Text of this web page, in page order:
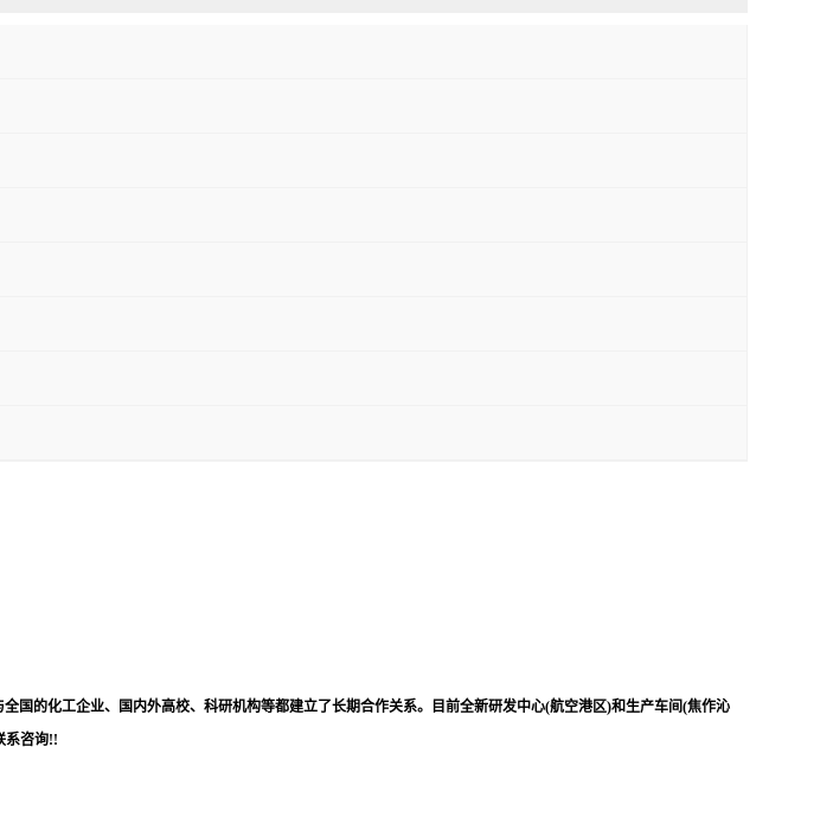
国的化工企业、国内外高校、科研机构等都建立了长期合作关系。目前全新研发中心(航空港区)和生产车间(焦作沁
系咨询!!